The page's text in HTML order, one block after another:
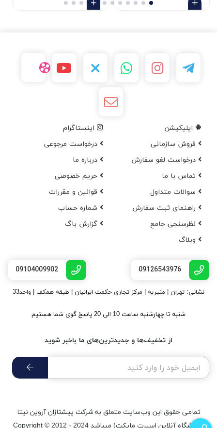
اپلیکیشن
اینستاگرام
فروش سازمانی
درخواست مرجوعی
درخواست لغو سفارش
در‌باره ما
تماس با ما
حریم خصوصی
سوالات متداول
قوانین و مقررات
راهنمای ثبت سفارش
شماره حساب
نظرسنجی جامع
گزارش باگ
وبلاگ
09126543976
09104009902
نشانی: تهران | منیریه | مرکز تجاری حکمت ایرانیان | طبقه همکف | واحد33
شنبه تا چهارشنبه ساعت 10 الی 20 پاسخ گوی شما هستیم
از تخفیف‌ها و جدیدترین‌های ما باخبر شوید
تمامی حقوق اين وب‌سايت متعلق به شرکت پیشتازان آروین نیتا
(فروشگاه آنلاین اسپرت مایکت) میباشد Copyright © 2012 - 2024